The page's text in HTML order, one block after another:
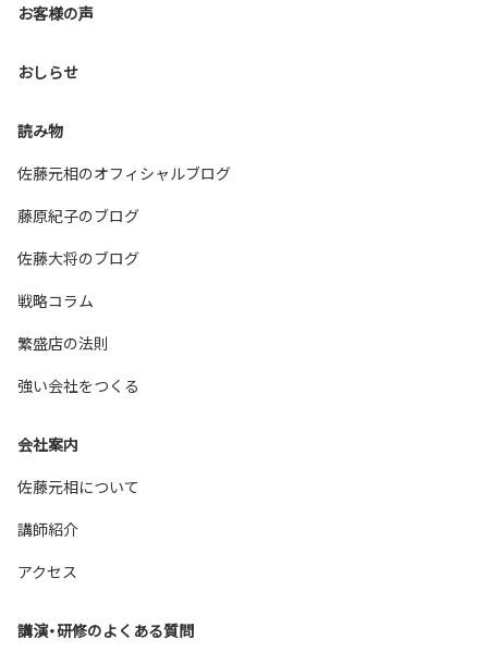
お客様の声
おしらせ
読み物
佐藤元相のオフィシャルブログ
藤原紀子のブログ
佐藤大将のブログ
戦略コラム
繁盛店の法則
強い会社をつくる
会社案内
佐藤元相について
講師紹介
アクセス
講演・研修のよくある質問